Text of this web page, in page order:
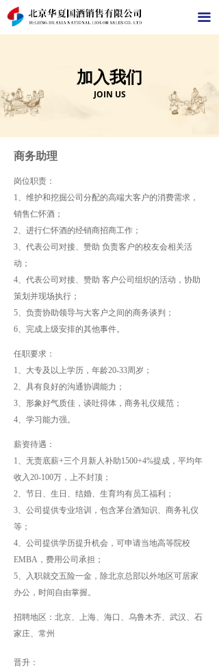
끀
首页
新闻中心
人事招聘
京东店铺
加入我们
JOIN US
商务助理
岗位职责：
1、维护和挖掘公司分配的高端大客户的消费需求，
销售仁怀酒；
2、进行仁怀酒的经销商招商工作；
3、代表公司对接、赞助 负责客户的校友会相关活
动；
4、代表公司对接、赞助 客户公司组织的活动，协助
策划并现场执行；
5、负责协助领导与大客户之间的商务谈判；
6、完成上级安排的其他事件。
任职要求：
1、大专及以上学历，年龄20-33周岁；
2、具有良好的沟通协调能力；
3、形象好气质佳，谈吐得体，商务礼仪规范；
4、学习能力强。
薪资待遇：
1、无责底薪+三个月新人补助1500+4%提成，平均年
收入20-100万，上不封顶；
2、节日、生日、结婚、生育均有员工福利；
3、公司提供专业培训，包含茅台酒知识、商务礼仪
等；
4、公司提供学历提升机会，可申请当地高等院校
EMBA，费用公司承担；
5、入职就交五险一金，除北京总部以外地区可居家
办公，时间自由掌握。
招聘地区：北京、上海、海口、乌鲁木齐、武汉、石
家庄、常州
晋升：